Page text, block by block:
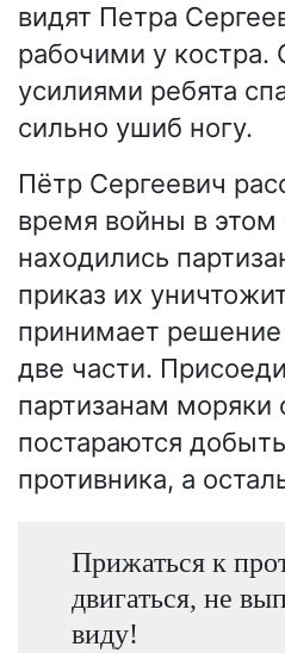
видят Петра
рабочими у
усилиями ребята
сильно ушиб ногу.
Пётр Сергеевич
время войны в этом
находились
приказ их
принимает решение
две части.
партизанам моряки
постараются
противника, а
Прижаться к
двигаться, не
виду!